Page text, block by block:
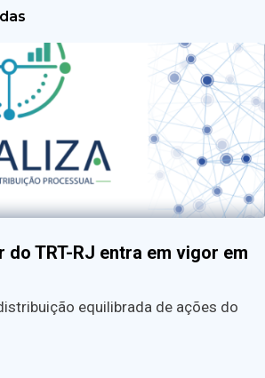
do TRT-RJ entra em vigor em
equilibrada de ações do